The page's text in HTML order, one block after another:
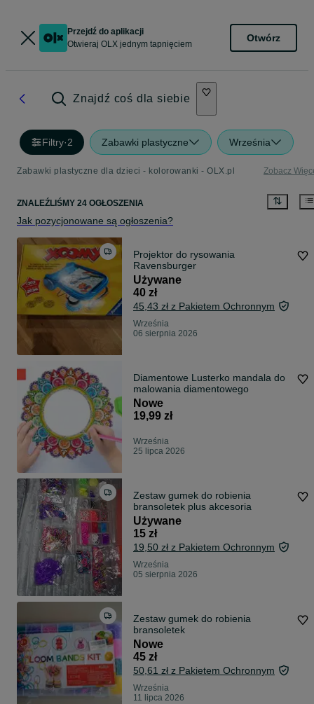
Przejdź do aplikacji
Otwieraj OLX jednym tapnięciem
Otwórz
Znajdź coś dla siebie
Filtry·2 Zabawki plastyczne Września
Zabawki plastyczne dla dzieci - kolorowanki - OLX.pl Zobacz
ZNALEŹLIŚMY 24 OGŁOSZENIA
Jak pozycjonowane są ogłoszenia?
Projektor do rysowania
Ravensburger
Używane
40 zł
45,43 zł z Pakietem Ochronnym
Września
06 sierpnia 2026
Diamentowe Lusterko mandala do
malowania diamentowego
Nowe
19,99 zł
Września
25 lipca 2026
Zestaw gumek do robienia
bransoletek plus akcesoria
Używane
15 zł
19,50 zł z Pakietem Ochronnym
Września
05 sierpnia 2026
Zestaw gumek do robienia
bransoletek
Nowe
45 zł
50,61 zł z Pakietem Ochronnym
Września
11 lipca 2026